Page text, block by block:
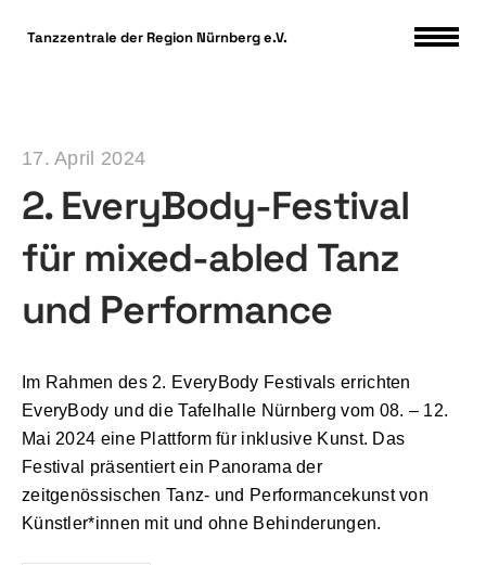
Tanzzentrale der Region Nürnberg e.V.
17. April 2024
2. EveryBody-Festival
für mixed-abled Tanz
und Performance
Im Rahmen des 2. EveryBody Festivals errichten
EveryBody und die Tafelhalle Nürnberg vom 08. – 12.
Mai 2024 eine Plattform für inklusive Kunst. Das
Festival präsentiert ein Panorama der
zeitgenössischen Tanz- und Performancekunst von
Künstler*innen mit und ohne Behinderungen.